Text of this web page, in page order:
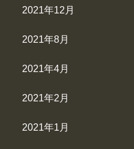
2021年12月
2021年8月
2021年4月
2021年2月
2021年1月